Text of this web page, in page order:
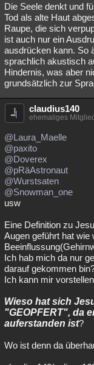
Die Seele denkt und
Tod als alte Haut
Raupe, die sich
ist auch nur ein
ausdrücken kann. So
sprachlich akustisch
Hindernis, was aber
grundsätzlich zur
claudius140
ehemaliges
@Laura_Maelle
@paxito
@Doverex
@pRäAstronaut
@Wurstsaten
@Snowman_one
usw
Eine Definition zu
Augen geführt hat
Ich hab mich da nur
darauf gekommen
Ich kann mir
Wieso hat sich
"GEOPFERT", da
auferstanden ist?
Wo ist denn da